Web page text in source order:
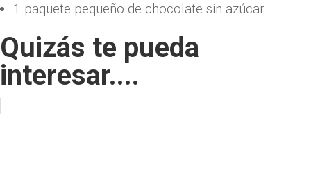
1 paquete pequeño de chocolate sin azúcar
Quizás te pueda
interesar....